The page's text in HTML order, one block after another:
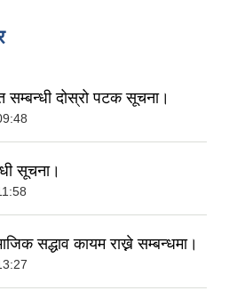
सम्बन्धी दोस्रो पटक सूचना।
सूचना।
सद्धाव कायम राख्ने सम्बन्धमा।